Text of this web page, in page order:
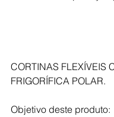
CORTINAS FLEXÍVEIS
FRIGORÍFICA POLAR.
Objetivo deste produto: